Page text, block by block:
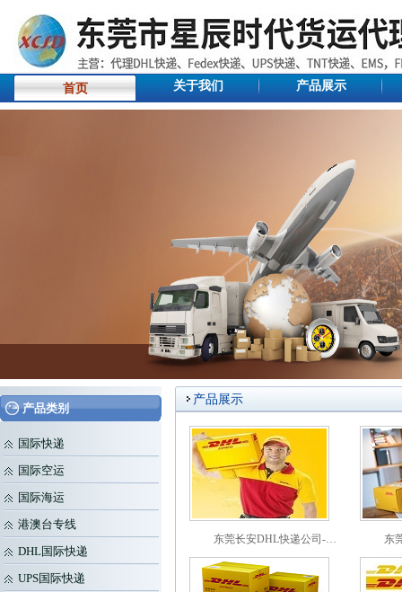
首页 关于我们 产品展示
产品类别
国际快递
国际空运
国际海运
港澳台专线
DHL国际快递
UPS国际快递
产品展示
东莞长安DHL快递公司-… 东